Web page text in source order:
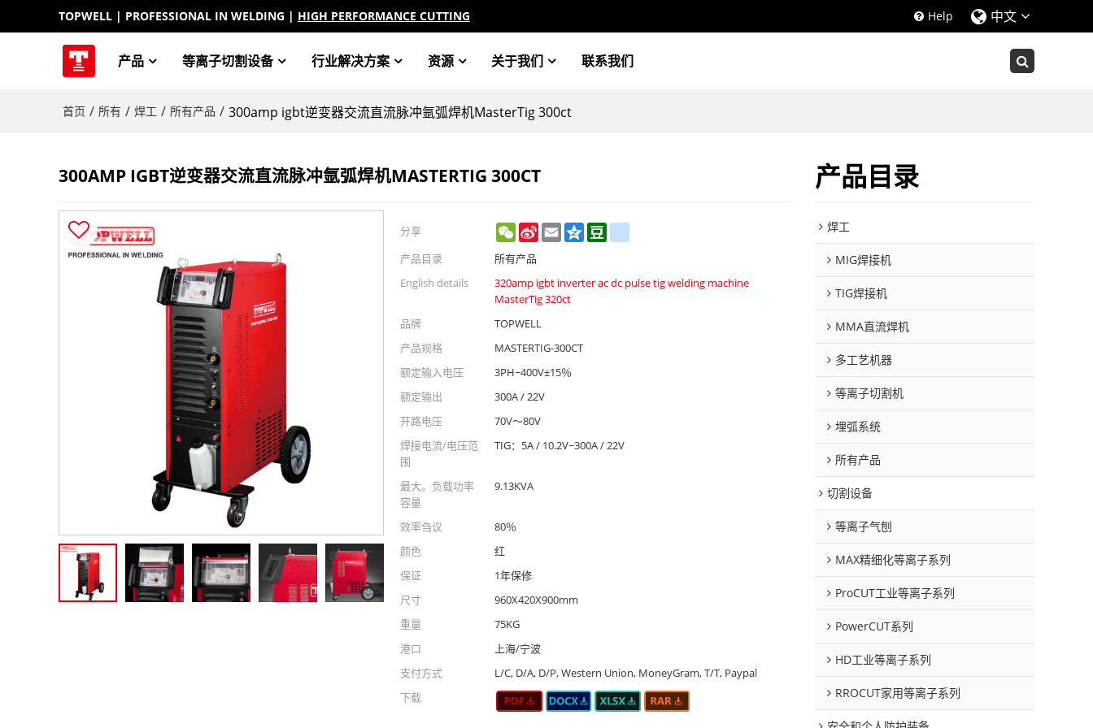
TOPWELL | PROFESSIONAL IN WELDING | HIGH PERFORMANCE CUTTING Help 中文
产品 等离子切割设备 行业解决方案 资源 关于我们 联系我们
首页 / 所有 / 焊工 / 所有产品 / 300amp igbt逆变器交流直流脉冲氩弧焊机MasterTig 300ct
300AMP IGBT逆变器交流直流脉冲氩弧焊机MASTERTIG 300CT
分享 WeChat
Sina
Weibo
Email Qzone
产品目录
所有产品
English details
320amp igbt inverter ac dc pulse tig welding machine
MasterTig 320ct
品牌
TOPWELL
产品规格
MASTERTIG-300CT
额定输入电压
3PH~400V±15％
额定输出
300A / 22V
开路电压
70V〜80V
焊接电流/电压范
围
TIG：5A / 10.2V~300A / 22V
最大。负载功率
容量
9.13KVA
效率刍议
80％
颜色
红
保证
1年保修
尺寸
960X420X900mm
重量
75KG
港口
上海/宁波
支付方式
L/C, D/A, D/P, Western Union, MoneyGram, T/T, Paypal
下载
产品目录
焊工
MIG焊接机
TIG焊接机
MMA直流焊机
多工艺机器
等离子切割机
埋弧系统
所有产品
切割设备
等离子气刨
MAX精细化等离子系列
ProCUT工业等离子系列
PowerCUT系列
HD工业等离子系列
RROCUT家用等离子系列